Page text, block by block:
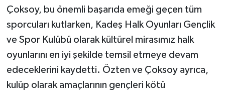
Çoksoy, bu önemli başarıda emeği geçen tüm
sporcuları kutlarken, Kadeş Halk Oyunları Gençlik
ve Spor Kulübü olarak kültürel mirasımız halk
oyunlarını en iyi şekilde temsil etmeye devam
edeceklerini kaydetti. Özten ve Çoksoy ayrıca,
kulüp olarak amaçlarının gençleri kötü